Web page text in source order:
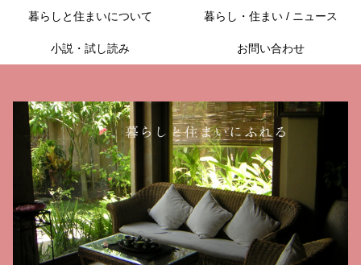
暮らしと住まいについて 暮らし・住まい / ニュース
小説・試し読み お問い合わせ